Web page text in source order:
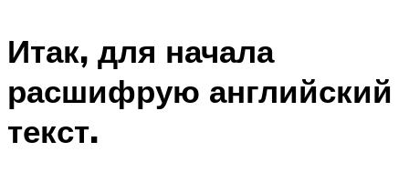
Итак, для начала
расшифрую английский
текст.